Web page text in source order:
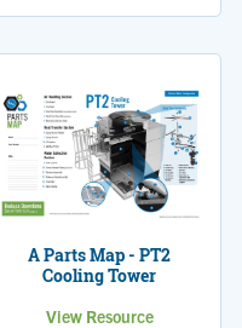
A Parts Map - PT2
Cooling Tower
View Resource